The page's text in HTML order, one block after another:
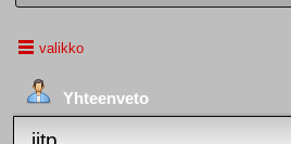
valikko
Yhteenveto